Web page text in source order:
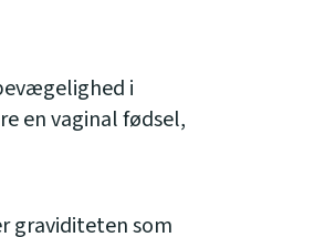
i
en vaginal fødsel,
graviditeten som